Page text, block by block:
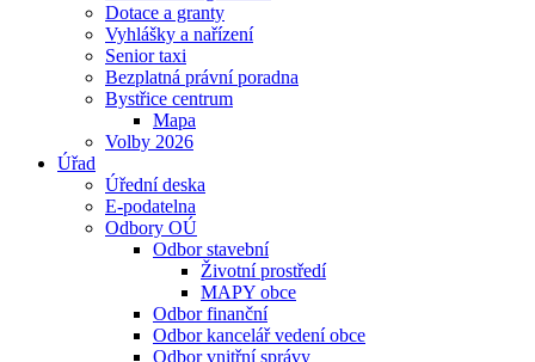
Dotace a granty
Vyhlášky a nařízení
Senior taxi
Bezplatná právní poradna
Bystřice centrum
Mapa
Volby 2026
Úřad
Úřední deska
E-podatelna
Odbory OÚ
Odbor stavební
Životní prostředí
MAPY obce
Odbor finanční
Odbor kancelář vedení obce
Odbor vnitřní správy